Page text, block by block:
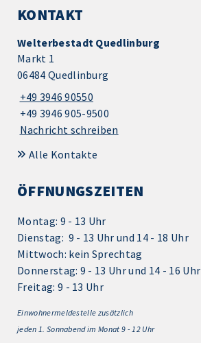
KONTAKT
Welterbestadt Quedlinburg
Markt 1
06484 Quedlinburg
+49 3946 90550
+49 3946 905-9500
Nachricht schreiben
Alle Kontakte
ÖFFNUNGSZEITEN
Montag: 9 - 13 Uhr
Dienstag: 9 - 13 Uhr und 14 - 18 Uhr
Mittwoch: kein Sprechtag
Donnerstag: 9 - 13 Uhr und 14 - 16 Uhr
Freitag: 9 - 13 Uhr
Einwohnermeldestelle zusätzlich
jeden 1. Sonnabend im Monat 9 - 12 Uhr